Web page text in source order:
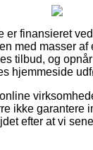
er finansieret
med masser af
tilbud, og
hjemmeside
ikke garantere
efter at vi